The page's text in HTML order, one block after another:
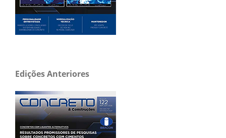
Edições Anteriores